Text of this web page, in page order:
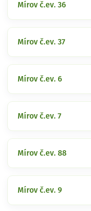
Mírov č.ev. 36
Mírov č.ev. 37
Mírov č.ev. 6
Mírov č.ev. 7
Mírov č.ev. 88
Mírov č.ev. 9